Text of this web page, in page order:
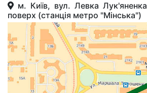
м. Київ, вул. Левка Лук'яненка
поверх (станція метро "Мінська")